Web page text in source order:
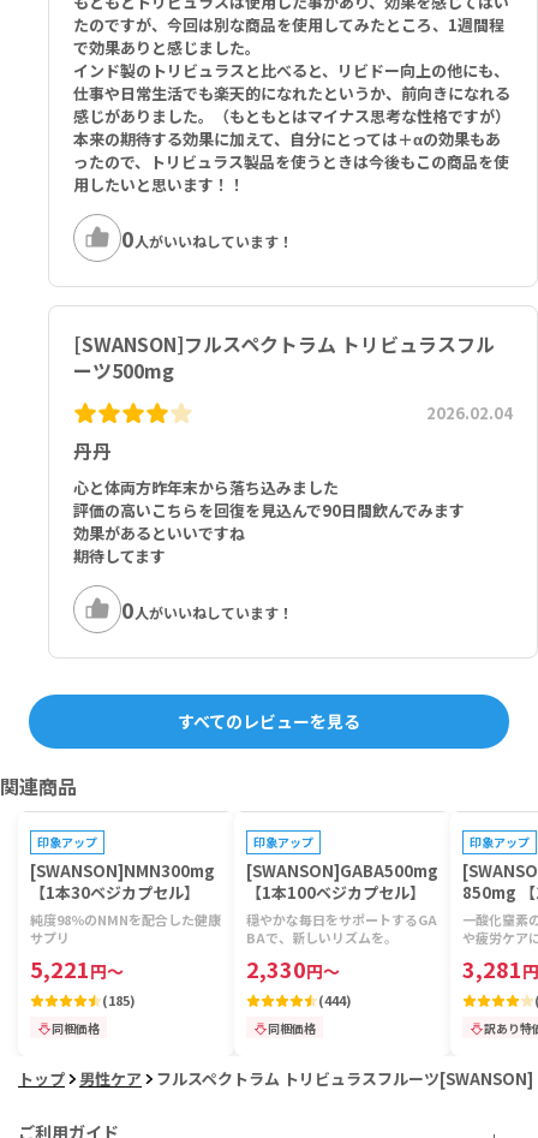
たのですが、今回は別な商品を使用してみたところ、1週間程
で効果ありと感じました。
インド製のトリビュラスと比べると、リビドー向上の他にも、
仕事や日常生活でも楽天的になれたというか、前向きになれる
感じがありました。（もともとはマイナス思考な性格ですが）
本来の期待する効果に加えて、自分にとっては＋αの効果もあ
ったので、トリビュラス製品を使うときは今後もこの商品を使
用したいと思います！！
0人がいいねしています！
[SWANSON]フルスペクトラム トリビュラスフル
ーツ500mg
丹丹
2026.02.04
心と体両方昨年末から落ち込みました
評価の高いこちらを回復を見込んで90日間飲んでみます
効果があるといいですね
期待してます
0人がいいねしています！
すべてのレビューを見る
関連商品
プレゼントキャンペーン対象
印象アップ
[SWANSON]NMN300mg
【1本30ベジカプセル】
純度98％のNMNを配合した健康
サプリ
5,221円～
(185)
同梱価格
印象アップ
[SWANSON]GABA500mg
【1本100ベジカプセル】
穏やかな毎日をサポートするGA
BAで、新しいリズムを。
2,330円～
(444)
同梱価格
印象アップ
850mg
セル】
一酸化窒素
や疲労ケア
3,281円
訳あり特
トップ 男性ケア フルスペクトラム トリビュラスフルーツ[SWANSON]
ご利用ガイド